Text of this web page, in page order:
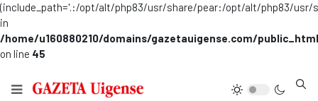
(include_path='.:/opt/alt/php83/usr/share/pear:/opt/alt/php83/
in
/home/u160880210/domains/gazetauigense.com/
on line 45